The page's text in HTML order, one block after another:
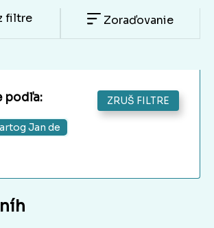
filtre Zoraďovanie
podľa: ZRUŠ FILTRE
Jan de